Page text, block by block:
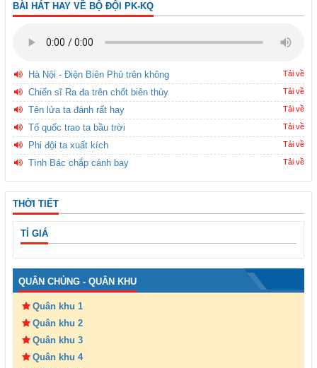
BÀI HÁT HAY VỀ BỘ ĐỘI PK-KQ
Hà Nội - Điện Biên Phủ trên không Tải về
Chiến sĩ Ra đa trên chốt biên thùy Tải về
Tên lửa ta đánh rất hay Tải về
Tổ quốc trao ta bầu trời Tải về
Phi đội ta xuất kích Tải về
Tình Bác chắp cánh bay Tải về
THỜI TIẾT
TỈ GIÁ
QUÂN CHỦNG - QUÂN KHU
Quân khu 1
Quân khu 2
Quân khu 3
Quân khu 4